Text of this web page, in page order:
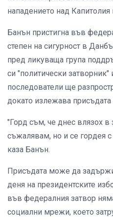
нападението над
Банън пристигна във
степен на сигурност в
пред ликуваща група
си "политически затворник"
последователи ще
докато излежава присъдата
"Горд съм, че днес влязох в
съжалявам, но и се гордея с
каза Банън.
Присъдата може да
деня на президентските
във федералния затвор
социални мрежи, което